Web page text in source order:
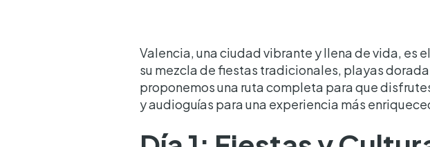
Valencia, una ciudad vibrante y llena de vida, es
su mezcla de fiestas tradicionales, playas
proponemos una ruta completa para que
y audioguías para una experiencia más